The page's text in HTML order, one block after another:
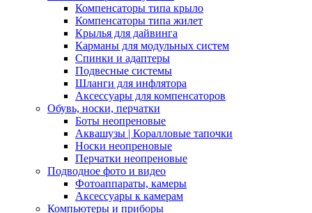
Компенсаторы типа крыло
Компенсаторы типа жилет
Крылья для дайвинга
Карманы для модульных систем
Спинки и адаптеры
Подвесные системы
Шланги для инфлятора
Аксессуары для компенсаторов
Обувь, носки, перчатки
Боты неопреновые
Аквашузы | Коралловые тапочки
Носки неопреновые
Перчатки неопреновые
Подводное фото и видео
Фотоаппараты, камеры
Аксессуары к камерам
Компьютеры и приборы